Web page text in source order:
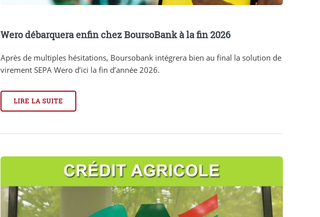
Wero débarquera enfin chez BoursoBank à la fin 2026
Après de multiples hésitations, Boursobank intégrera bien au final la solution de
virement SEPA Wero d’ici la fin d’année 2026.
LIRE LA SUITE